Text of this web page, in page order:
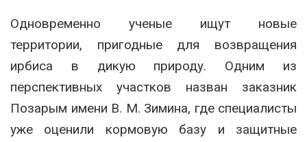
Одновременно ученые ищут новые
территории, пригодные для возвращения
ирбиса в дикую природу. Одним из
перспективных участков назван заказник
Позарым имени В. М. Зимина, где специалисты
уже оценили кормовую базу и защитные